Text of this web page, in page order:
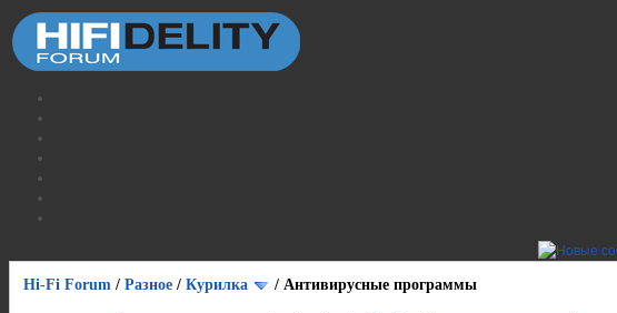
Hi-Fi Forum / Разное / Курилка / Антивирусные программы